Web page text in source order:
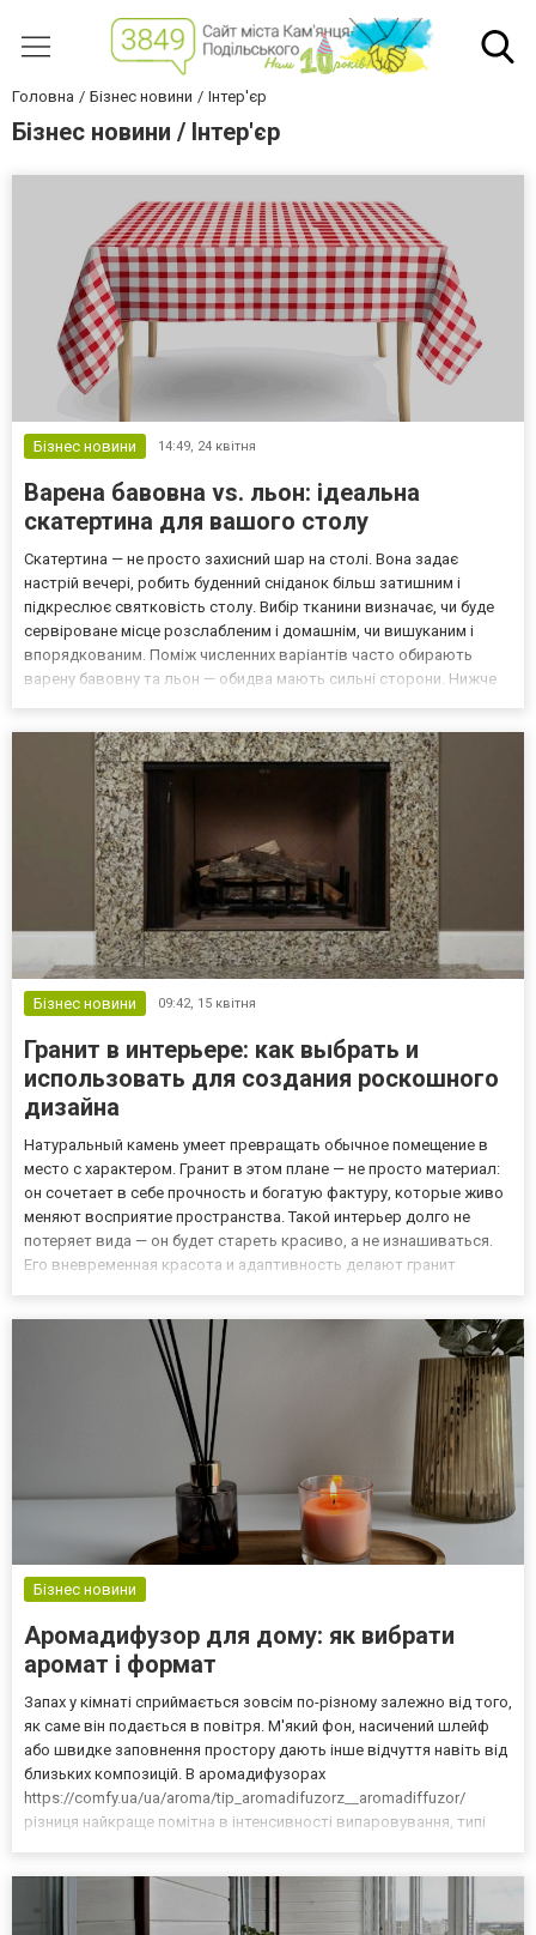
Головна Бізнес новини Інтер'єр
Бізнес новини / Інтер'єр
Бізнес новини 14:49, 24 квітня
Варена бавовна vs. льон: ідеальна
скатертина для вашого столу
Скатертина — не просто захисний шар на столі. Вона задає
настрій вечері, робить буденний сніданок більш затишним і
підкреслює святковість столу. Вибір тканини визначає, чи буде
сервіроване місце розслабленим і домашнім, чи вишуканим і
впорядкованим. Поміж численних варіантів часто обирають
варену бавовну та льон — обидва мають сильні сторони. Нижче
Бізнес новини 09:42, 15 квітня
Гранит в интерьере: как выбрать и
использовать для создания роскошного
дизайна
Натуральный камень умеет превращать обычное помещение в
место с характером. Гранит в этом плане — не просто материал:
он сочетает в себе прочность и богатую фактуру, которые живо
меняют восприятие пространства. Такой интерьер долго не
потеряет вида — он будет стареть красиво, а не изнашиваться.
Его вневременная красота и адаптивность делают гранит
Бізнес новини
Аромадифузор для дому: як вибрати
аромат і формат
Запах у кімнаті сприймається зовсім по-різному залежно від того,
як саме він подається в повітря. М'який фон, насичений шлейф
або швидке заповнення простору дають інше відчуття навіть від
близьких композицій. В аромадифузорах
https://comfy.ua/ua/aroma/tip_aromadifuzorz__aromadiffuzor/
різниця найкраще помітна в інтенсивності випаровування, типі